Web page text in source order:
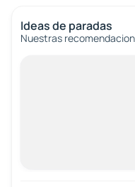
Ideas de paradas
Nuestras